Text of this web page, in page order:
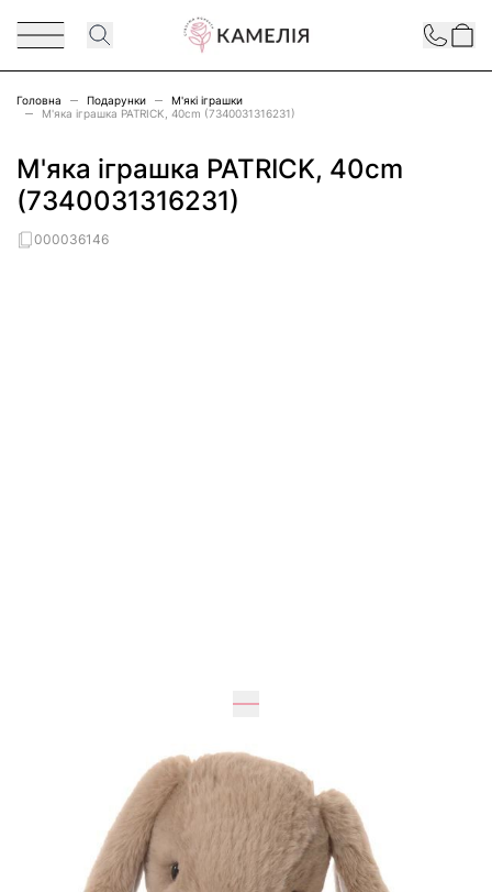
Contact
Головна Подарунки
М'які іграшки
М'яка іграшка PATRICK, 40cm (7340031316231)
М'яка іграшка PATRICK, 40cm
(7340031316231)
000036146
1 855 грн